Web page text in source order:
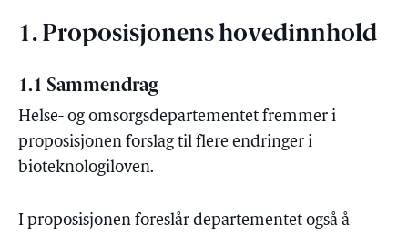
1. Proposisjonens hovedinnhold
1.1 Sammendrag
Helse- og omsorgsdepartementet fremmer i
proposisjonen forslag til flere endringer i
bioteknologiloven.
I proposisjonen foreslår departementet også å